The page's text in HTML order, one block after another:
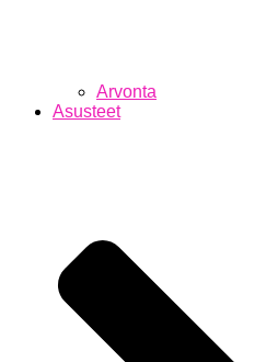
Arvonta
Asusteet